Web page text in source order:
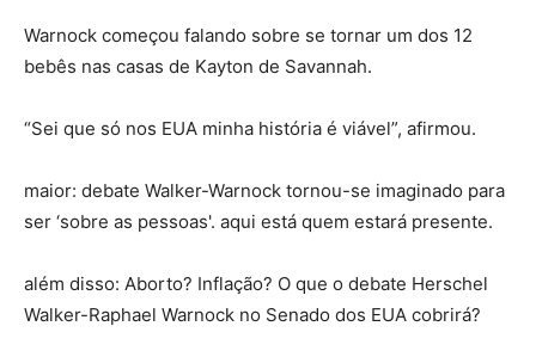
Warnock começou falando sobre se tornar um dos 12
bebês nas casas de Kayton de Savannah.
“Sei que só nos EUA minha história é viável”, afirmou.
maior: debate Walker-Warnock tornou-se imaginado para
ser ‘sobre as pessoas'. aqui está quem estará presente.
além disso: Aborto? Inflação? O que o debate Herschel
Walker-Raphael Warnock no Senado dos EUA cobrirá?